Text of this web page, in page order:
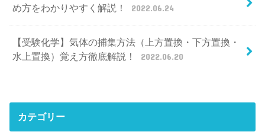
め方をわかりやすく解説！
2022.06.24
【受験化学】気体の捕集方法（上方置換・下方置換・
水上置換）覚え方徹底解説！
2022.06.20
カテゴリー